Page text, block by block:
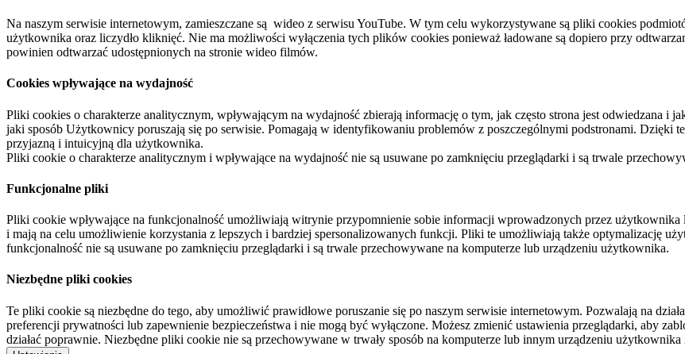
Na naszym serwisie internetowym, zamieszczane są wideo z serwisu YouTube. W tym celu wykorzystywane są pliki cookies
użytkownika oraz liczydło kliknięć. Nie ma możliwości wyłączenia tych plików cookies ponieważ ładowane są dopiero przy
powinien odtwarzać udostępnionych na stronie wideo filmów.
Cookies wpływające na wydajność
Pliki cookies o charakterze analitycznym, wpływającym na wydajność zbierają informację o tym, jak często strona jest odwiedzana i
jaki sposób Użytkownicy poruszają się po serwisie. Pomagają w identyfikowaniu problemów z poszczególnymi podstronami. Dzięki
przyjazną i intuicyjną dla użytkownika.
Pliki cookie o charakterze analitycznym i wpływające na wydajność nie są usuwane po zamknięciu przeglądarki i są trwale
Funkcjonalne pliki
Pliki cookie wpływające na funkcjonalność umożliwiają witrynie przypomnienie sobie informacji wprowadzonych przez
i mają na celu umożliwienie korzystania z lepszych i bardziej spersonalizowanych funkcji. Pliki te umożliwiają także optymalizację
funkcjonalność nie są usuwane po zamknięciu przeglądarki i są trwale przechowywane na komputerze lub urządzeniu użytkownika.
Niezbędne pliki cookies
Te pliki cookie są niezbędne do tego, aby umożliwić prawidłowe poruszanie się po naszym serwisie internetowym. Pozwalają na
preferencji prywatności lub zapewnienie bezpieczeństwa i nie mogą być wyłączone. Możesz zmienić ustawienia przeglądarki, aby
działać poprawnie. Niezbędne pliki cookie nie są przechowywane w trwały sposób na komputerze lub innym urządzeniu